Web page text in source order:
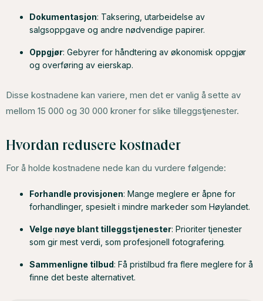
Dokumentasjon: Taksering, utarbeidelse av
salgsoppgave og andre nødvendige papirer.
Oppgjør: Gebyrer for håndtering av økonomisk oppgjør
og overføring av eierskap.
Disse kostnadene kan variere, men det er vanlig å sette av
mellom 15 000 og 30 000 kroner for slike tilleggstjenester.
Hvordan redusere kostnader
For å holde kostnadene nede kan du vurdere følgende:
Forhandle provisjonen: Mange meglere er åpne for
forhandlinger, spesielt i mindre markeder som Høylandet.
Velge nøye blant tilleggstjenester: Prioriter tjenester
som gir mest verdi, som profesjonell fotografering.
Sammenligne tilbud: Få pristilbud fra flere meglere for å
finne det beste alternativet.